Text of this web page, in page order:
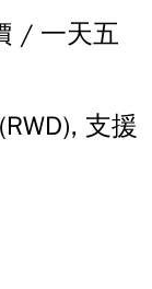
/ 一天五
支援